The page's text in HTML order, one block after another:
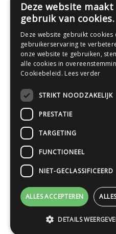
077 - 741 07 41
KvK 12053217
Persoonlijk advies
Premium kwaliteit
Gratis verzending
Deze website maakt
gebruik van cookies.
Deze website gebruikt cookies
gebruikerservaring te
onze website te gebruiken,
alle cookies in
Cookiebeleid. Lees verder
STRIKT NOODZAKELIJK
PRESTATIE
TARGETING
FUNCTIONEEL
NIET-GECLASSIFICEERD
ALLES ACCEPTEREN
DETAILS